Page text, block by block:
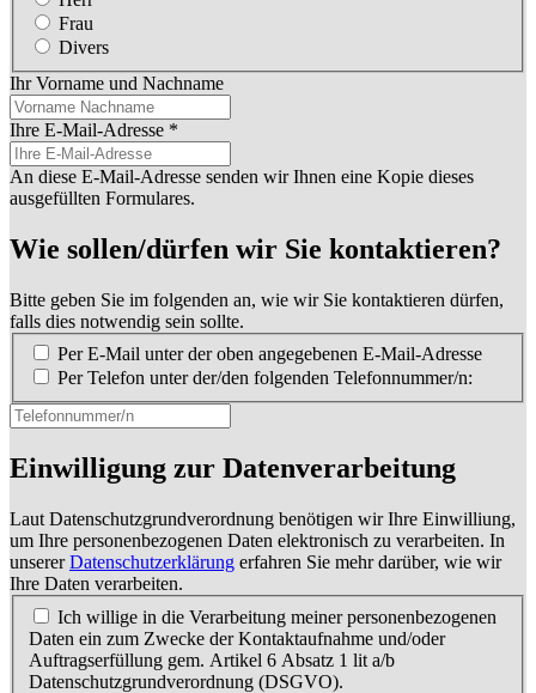
Frau
Divers
Ihr Vorname und Nachname
Ihre E-Mail-Adresse *
An diese E-Mail-Adresse senden wir Ihnen eine Kopie dieses
ausgefüllten Formulares.
Wie sollen/dürfen wir Sie kontaktieren?
Bitte geben Sie im folgenden an, wie wir Sie kontaktieren dürfen,
falls dies notwendig sein sollte.
Per E-Mail unter der oben angegebenen E-Mail-Adresse
Per Telefon unter der/den folgenden Telefonnummer/n:
Einwilligung zur Datenverarbeitung
Laut Datenschutzgrundverordnung benötigen wir Ihre Einwilliung,
um Ihre personenbezogenen Daten elektronisch zu verarbeiten. In
unsererDatenschutzerklärung erfahren Sie mehr darüber, wie wir
Ihre Daten verarbeiten.
Ich willige in die Verarbeitung meiner personenbezogenen
Daten ein zum Zwecke der Kontaktaufnahme und/oder
Auftragserfüllung gem. Artikel 6 Absatz 1 lit a/b
Datenschutzgrundverordnung (DSGVO).